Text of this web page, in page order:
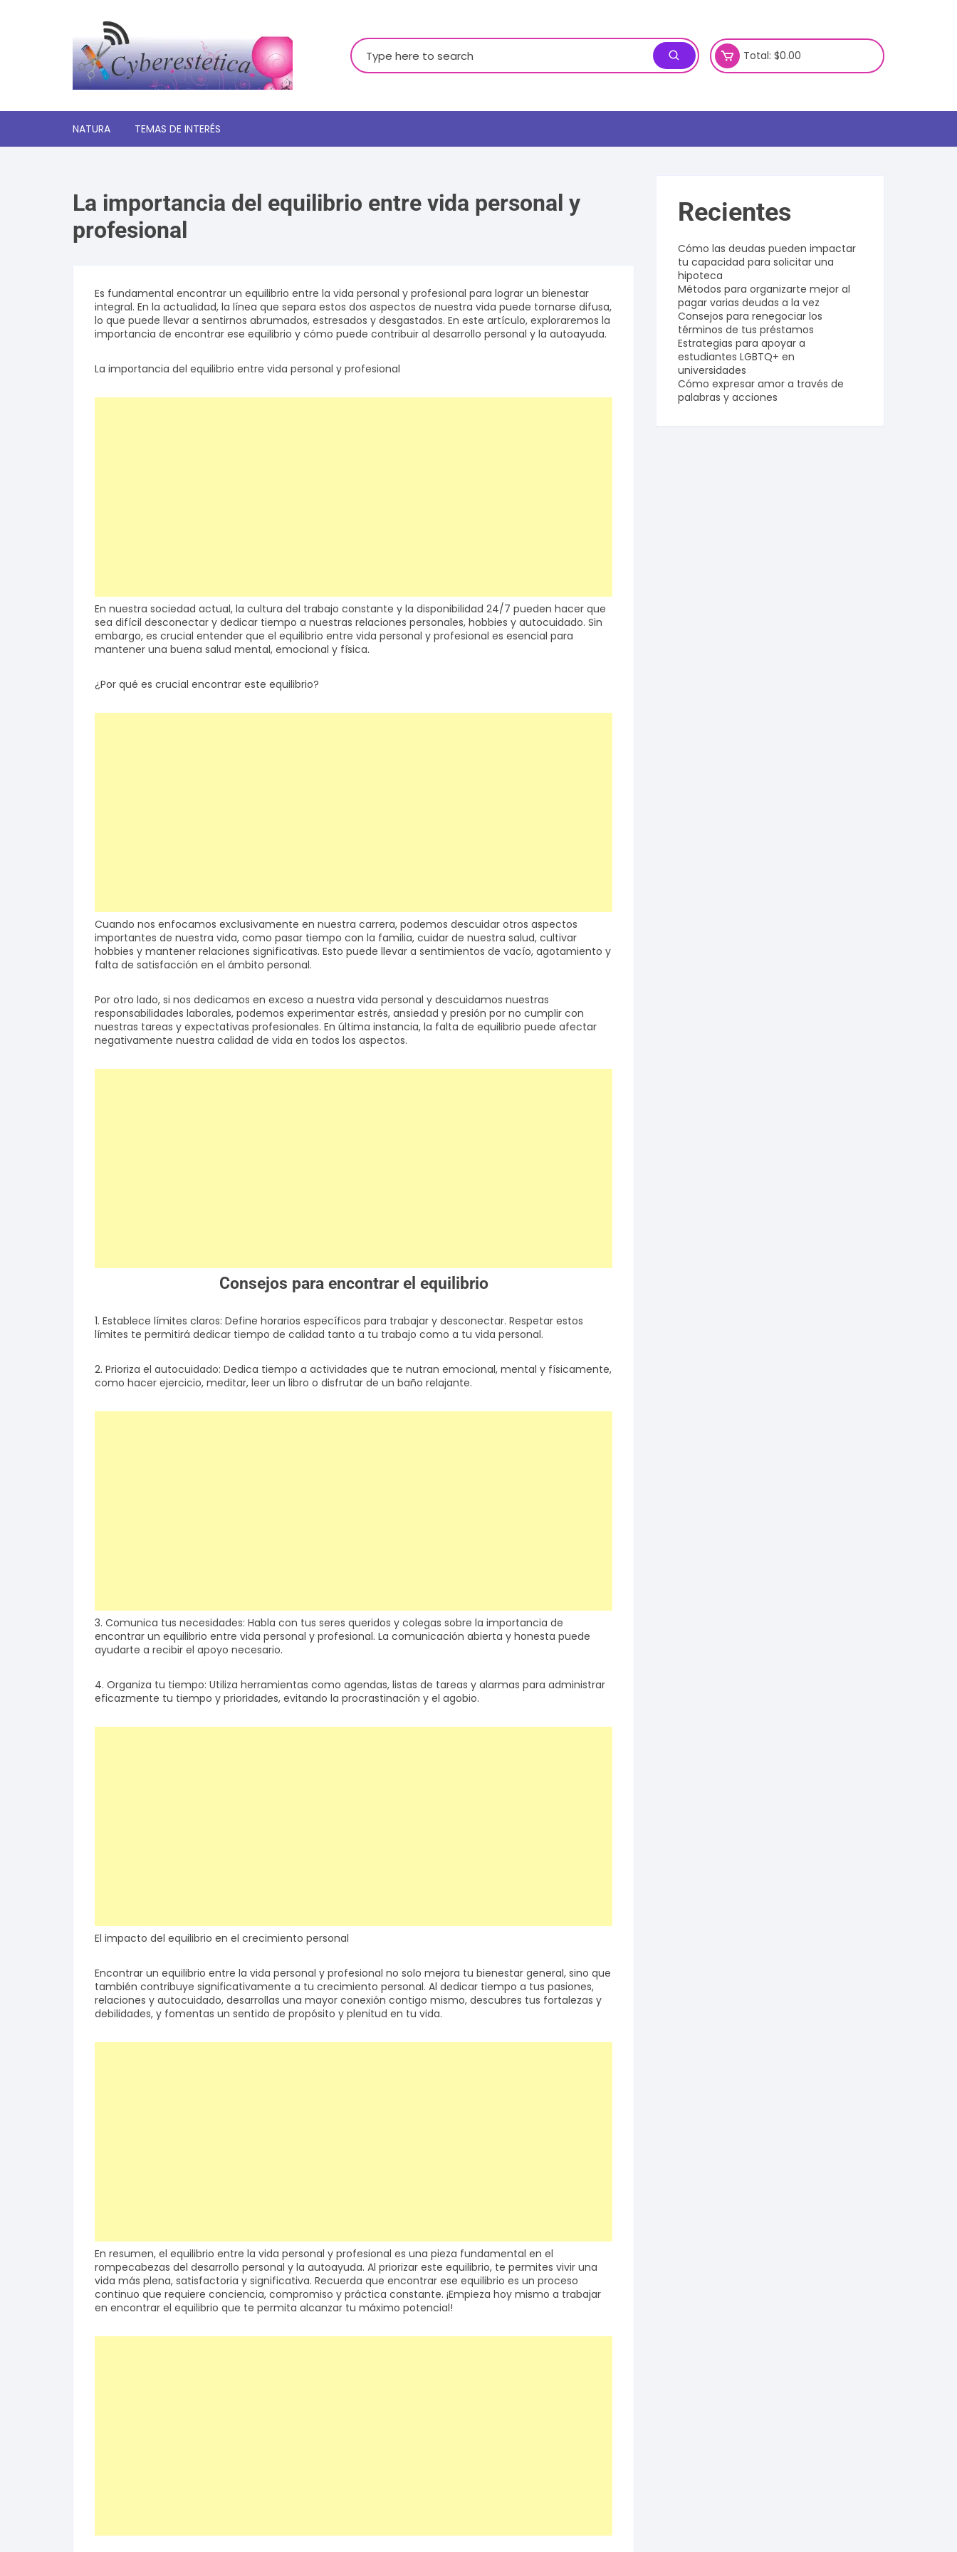
Buscar:
Total: $0.00
NATURA TEMAS DE INTERÉS
Autoayuda y desarrollo
personal
Estética
La importancia del equilibrio entre vida personal y
profesional
Es fundamental encontrar un equilibrio entre la vida personal y profesional para lograr un bienestar
integral. En la actualidad, la línea que separa estos dos aspectos de nuestra vida puede tornarse difusa,
lo que puede llevar a sentirnos abrumados, estresados y desgastados. En este artículo, exploraremos la
importancia de encontrar ese equilibrio y cómo puede contribuir al desarrollo personal y la autoayuda.
La importancia del equilibrio entre vida personal y profesional
En nuestra sociedad actual, la cultura del trabajo constante y la disponibilidad 24/7 pueden hacer que
sea difícil desconectar y dedicar tiempo a nuestras relaciones personales, hobbies y autocuidado. Sin
embargo, es crucial entender que el equilibrio entre vida personal y profesional es esencial para
mantener una buena salud mental, emocional y física.
¿Por qué es crucial encontrar este equilibrio?
Cuando nos enfocamos exclusivamente en nuestra carrera, podemos descuidar otros aspectos
importantes de nuestra vida, como pasar tiempo con la familia, cuidar de nuestra salud, cultivar
hobbies y mantener relaciones significativas. Esto puede llevar a sentimientos de vacío, agotamiento y
falta de satisfacción en el ámbito personal.
Por otro lado, si nos dedicamos en exceso a nuestra vida personal y descuidamos nuestras
responsabilidades laborales, podemos experimentar estrés, ansiedad y presión por no cumplir con
nuestras tareas y expectativas profesionales. En última instancia, la falta de equilibrio puede afectar
negativamente nuestra calidad de vida en todos los aspectos.
Consejos para encontrar el equilibrio
1. Establece límites claros: Define horarios específicos para trabajar y desconectar. Respetar estos
límites te permitirá dedicar tiempo de calidad tanto a tu trabajo como a tu vida personal.
2. Prioriza el autocuidado: Dedica tiempo a actividades que te nutran emocional, mental y físicamente,
como hacer ejercicio, meditar, leer un libro o disfrutar de un baño relajante.
3. Comunica tus necesidades: Habla con tus seres queridos y colegas sobre la importancia de
encontrar un equilibrio entre vida personal y profesional. La comunicación abierta y honesta puede
ayudarte a recibir el apoyo necesario.
4. Organiza tu tiempo: Utiliza herramientas como agendas, listas de tareas y alarmas para administrar
eficazmente tu tiempo y prioridades, evitando la procrastinación y el agobio.
El impacto del equilibrio en el crecimiento personal
Encontrar un equilibrio entre la vida personal y profesional no solo mejora tu bienestar general, sino que
también contribuye significativamente a tu crecimiento personal. Al dedicar tiempo a tus pasiones,
relaciones y autocuidado, desarrollas una mayor conexión contigo mismo, descubres tus fortalezas y
debilidades, y fomentas un sentido de propósito y plenitud en tu vida.
En resumen, el equilibrio entre la vida personal y profesional es una pieza fundamental en el
rompecabezas del desarrollo personal y la autoayuda. Al priorizar este equilibrio, te permites vivir una
vida más plena, satisfactoria y significativa. Recuerda que encontrar ese equilibrio es un proceso
continuo que requiere conciencia, compromiso y práctica constante. ¡Empieza hoy mismo a trabajar
en encontrar el equilibrio que te permita alcanzar tu máximo potencial!
Recientes
Cómo las deudas pueden impactar
tu capacidad para solicitar una
hipoteca
Métodos para organizarte mejor al
pagar varias deudas a la vez
Consejos para renegociar los
términos de tus préstamos
Estrategias para apoyar a
estudiantes LGBTQ+ en
universidades
Cómo expresar amor a través de
palabras y acciones